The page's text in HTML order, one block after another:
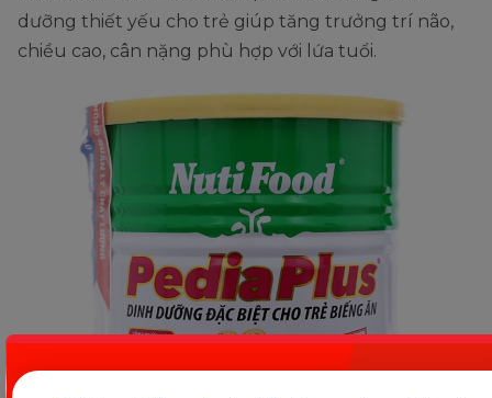
dưỡng thiết yếu cho trẻ giúp tăng trưởng trí não,
chiều cao, cân nặng phù hợp với lứa tuổi.